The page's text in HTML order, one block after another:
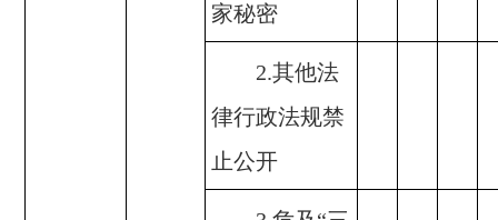
家秘密
2.其他法
律行政法规禁
止公开